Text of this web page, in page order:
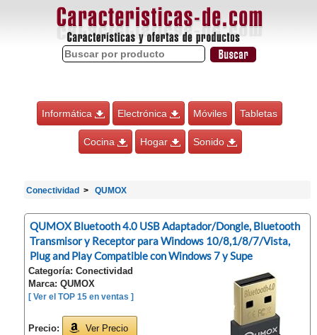
Informática Electrónica Móviles Tabletas
Cocina Hogar Sonido
Conectividad QUMOX
QUMOX Bluetooth 4.0 USB Adaptador/Dongle, Bluetooth
Transmisor y Receptor para Windows 10/8,1/8/7/Vista,
Plug and Play Compatible con Windows 7 y Supe
Categoría: Conectividad
Marca: QUMOX
[ Ver el TOP 15 en ventas ]
Precio: Ver Precio